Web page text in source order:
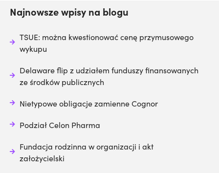
Najnowsze wpisy na blogu
TSUE: można kwestionować cenę przymusowego
wykupu
Delaware flip z udziałem funduszy finansowanych
ze środków publicznych
Nietypowe obligacje zamienne Cognor
Podział Celon Pharma
Fundacja rodzinna w organizacji i akt
założycielski